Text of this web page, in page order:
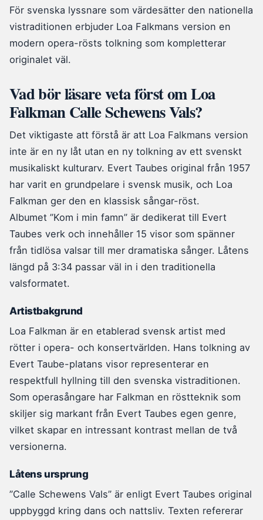
För svenska lyssnare som värdesätter den nationella
vistraditionen erbjuder Loa Falkmans version en
modern opera-rösts tolkning som kompletterar
originalet väl.
Vad bör läsare veta först om Loa
Falkman Calle Schewens Vals?
Det viktigaste att förstå är att Loa Falkmans version
inte är en ny låt utan en ny tolkning av ett svenskt
musikaliskt kulturarv. Evert Taubes original från 1957
har varit en grundpelare i svensk musik, och Loa
Falkman ger den en klassisk sångar-röst.
Albumet ”Kom i min famn” är dedikerat till Evert
Taubes verk och innehåller 15 visor som spänner
från tidlösa valsar till mer dramatiska sånger. Låtens
längd på 3:34 passar väl in i den traditionella
valsformatet.
Artistbakgrund
Loa Falkman är en etablerad svensk artist med
rötter i opera- och konsertvärlden. Hans tolkning av
Evert Taube-platans visor representerar en
respektfull hyllning till den svenska vistraditionen.
Som operasångare har Falkman en röstteknik som
skiljer sig markant från Evert Taubes egen genre,
vilket skapar en intressant kontrast mellan de två
versionerna.
Låtens ursprung
”Calle Schewens Vals” är enligt Evert Taubes original
uppbyggd kring dans och nattsliv. Texten refererar